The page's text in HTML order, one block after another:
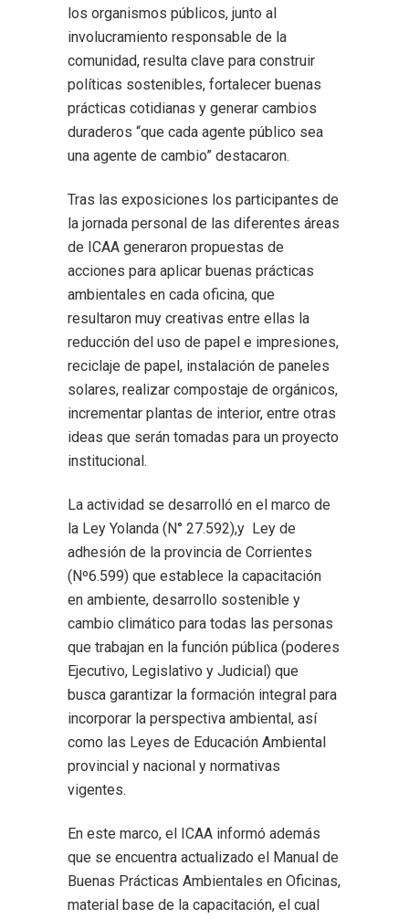
los organismos públicos, junto al
involucramiento responsable de la
comunidad, resulta clave para construir
políticas sostenibles, fortalecer buenas
prácticas cotidianas y generar cambios
duraderos “que cada agente público sea
una agente de cambio” destacaron.
Tras las exposiciones los participantes de
la jornada personal de las diferentes áreas
de ICAA generaron propuestas de
acciones para aplicar buenas prácticas
ambientales en cada oficina, que
resultaron muy creativas entre ellas la
reducción del uso de papel e impresiones,
reciclaje de papel, instalación de paneles
solares, realizar compostaje de orgánicos,
incrementar plantas de interior, entre otras
ideas que serán tomadas para un proyecto
institucional.
La actividad se desarrolló en el marco de
la Ley Yolanda (N° 27.592),y Ley de
adhesión de la provincia de Corrientes
(Nº6.599) que establece la capacitación
en ambiente, desarrollo sostenible y
cambio climático para todas las personas
que trabajan en la función pública (poderes
Ejecutivo, Legislativo y Judicial) que
busca garantizar la formación integral para
incorporar la perspectiva ambiental, así
como las Leyes de Educación Ambiental
provincial y nacional y normativas
vigentes.
En este marco, el ICAA informó además
que se encuentra actualizado el Manual de
Buenas Prácticas Ambientales en Oficinas,
material base de la capacitación, el cual